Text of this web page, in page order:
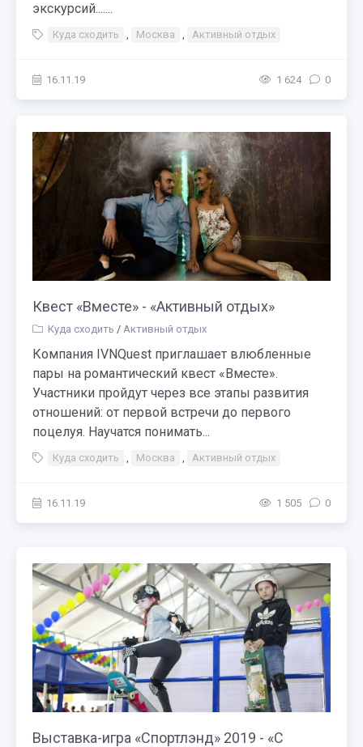
экскурсий.......
Куда сходить , Москва , Активный отдых
16.11.19 1 624 0
Квест «Вместе» - «Активный отдых»
Куда сходить / Активный отдых
Компания IVNQuest приглашает влюбленные
пары на романтический квест «Вместе».
Участники пройдут через все этапы развития
отношений: от первой встречи до первого
поцелуя. Научатся понимать...
Куда сходить , Москва , Активный отдых
16.11.19 1 505 0
Выставка-игра «Спортлэнд» 2019 - «С